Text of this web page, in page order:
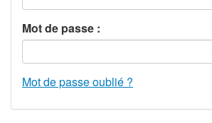
Mot de passe :
Mot de passe oublié ?